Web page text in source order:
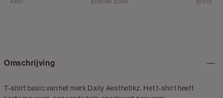
klein precies goed groot
Omschrijving
T-shirt basic van het merk Daily Aesthetikz. Het t-shirt heeft